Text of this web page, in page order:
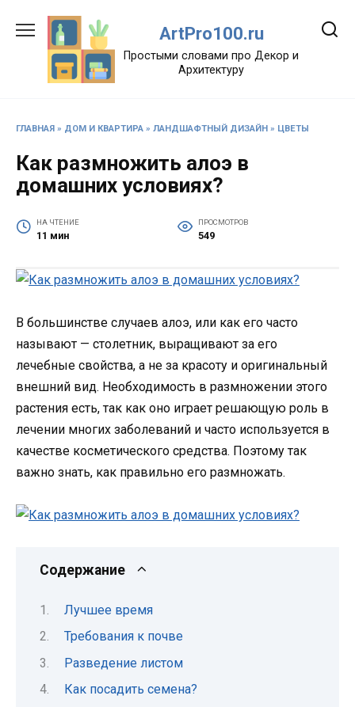
содержанию
ArtPro100.ru
Простыми словами про Декор и
Архитектуру
ГЛАВНАЯ » ДОМ И КВАРТИРА » ЛАНДШАФТНЫЙ ДИЗАЙН » ЦВЕТЫ
Как размножить алоэ в
домашних условиях?
НА ЧТЕНИЕ
11 мин
ПРОСМОТРОВ
549
В большинстве случаев алоэ, или как его часто
называют — столетник, выращивают за его
лечебные свойства, а не за красоту и оригинальный
внешний вид. Необходимость в размножении этого
растения есть, так как оно играет решающую роль в
лечении многих заболеваний и часто используется в
качестве косметического средства. Поэтому так
важно знать, как правильно его размножать.
Содержание
Лучшее время
Требования к почве
Разведение листом
Как посадить семена?